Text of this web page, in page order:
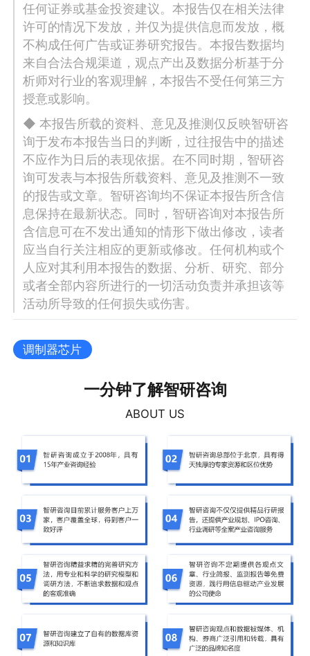
任何证券或基金投资建议。本报告仅在相关法律
许可的情况下发放，并仅为提供信息而发放，概
不构成任何广告或证券研究报告。本报告数据均
来自合法合规渠道，观点产出及数据分析基于分
析师对行业的客观理解，本报告不受任何第三方
授意或影响。
◆ 本报告所载的资料、意见及推测仅反映智研咨
询于发布本报告当日的判断，过往报告中的描述
不应作为日后的表现依据。在不同时期，智研咨
询可发表与本报告所载资料、意见及推测不一致
的报告或文章。智研咨询均不保证本报告所含信
息保持在最新状态。同时，智研咨询对本报告所
含信息可在不发出通知的情形下做出修改，读者
应当自行关注相应的更新或修改。任何机构或个
人应对其利用本报告的数据、分析、研究、部分
或者全部内容所进行的一切活动负责并承担该等
活动所导致的任何损失或伤害。
调制器芯片
一分钟了解智研咨询
ABOUT US